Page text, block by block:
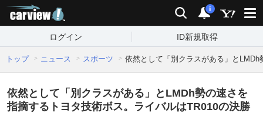
検索 通知
i
ログイン ID新規取得
トップ ニュース スポーツ 依然として「別クラスがある」と
依然として「別クラスがある」とLMDh勢の速さを
指摘するトヨタ技術ボス。ライバルはTR010の決勝